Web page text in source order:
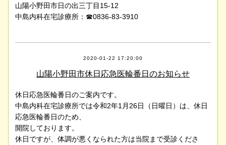
山陽小野田市日の出三丁目15-12
中島内科在宅診療所：☎0836-83-3910
2020-01-22 17:20:00
山陽小野田市休日応急医輪番日のお知らせ
休日応急医輪番日のご案内です。
中島内科在宅診療所では令和2年1月26日（日曜日）は、休日
応急医輪番日のため、
開院しております。
休日ですが、体調が悪くなられた方は当院まで受診くださ